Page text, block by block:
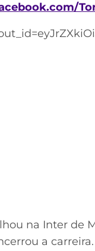
na Inter de
a carreira.